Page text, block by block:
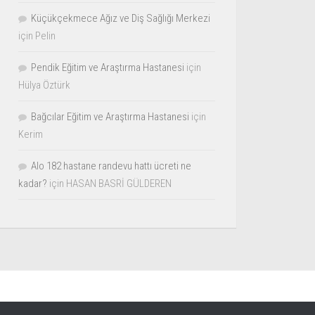
Küçükçekmece Ağız ve Diş Sağlığı Merkezi
için Pelin
Pendik Eğitim ve Araştırma Hastanesi için
Hülya Öztürk
Bağcılar Eğitim ve Araştırma Hastanesi için
Kerim
Alo 182 hastane randevu hattı ücreti ne
kadar? için HASAN BASRİ GÜLDEREN